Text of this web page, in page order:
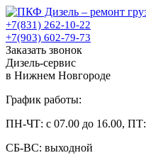
+7(831) 262-10-22
+7(903) 602-79-73
Заказать звонок
Дизель-сервис
в Нижнем Новгороде
График работы:
ПН-ЧТ: с 07.00 до 16.00, ПТ:
СБ-ВС: выходной